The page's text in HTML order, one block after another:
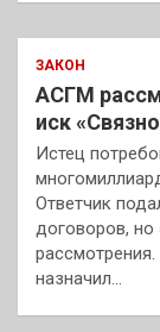
ЗАКОН
АСГМ
иск
Истец
Ответчик
договоров, но
назначил…